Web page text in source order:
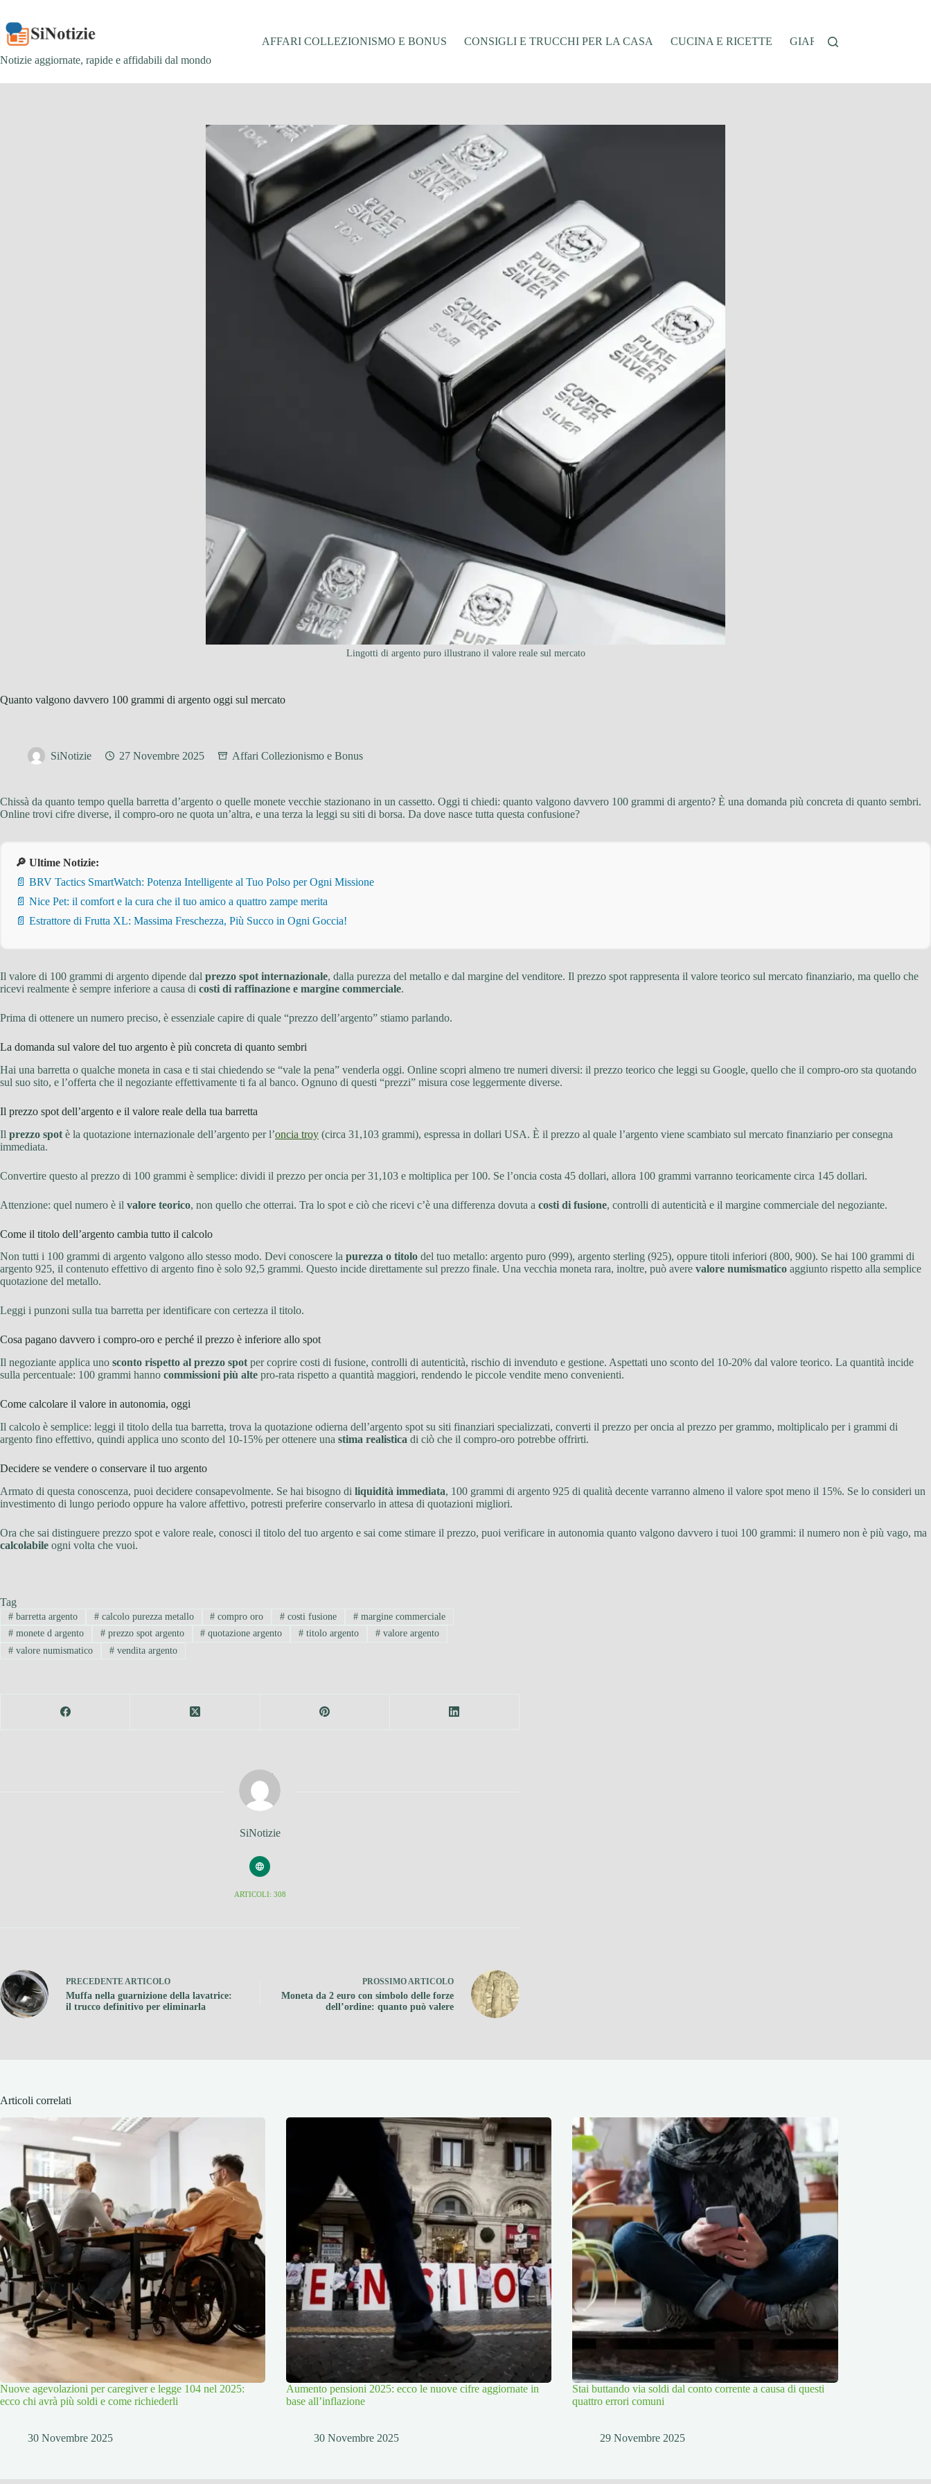
contenuto
Notizie aggiornate, rapide e affidabili dal mondo
AFFARI COLLEZIONISMO E BONUS CONSIGLI E TRUCCHI PER LA CASA CUCINA E RICETTE GIARDINAGGIO
Lingotti di argento puro illustrano il valore reale sul mercato
Quanto valgono davvero 100 grammi di argento oggi sul mercato
SiNotizie 27 Novembre 2025 Affari Collezionismo e Bonus
Chissà da quanto tempo quella barretta d’argento o quelle monete vecchie stazionano in un cassetto. Oggi ti chiedi: quanto valgono davvero 100 grammi di argento? È una domanda più concreta di quanto sembri.
Online trovi cifre diverse, il compro-oro ne quota un’altra, e una terza la leggi su siti di borsa. Da dove nasce tutta questa confusione?
🔎 Ultime Notizie:
📄 BRV Tactics SmartWatch: Potenza Intelligente al Tuo Polso per Ogni Missione
📄 Nice Pet: il comfort e la cura che il tuo amico a quattro zampe merita
📄 Estrattore di Frutta XL: Massima Freschezza, Più Succo in Ogni Goccia!
Il valore di 100 grammi di argento dipende dal prezzo spot internazionale, dalla purezza del metallo e dal margine del venditore. Il prezzo spot rappresenta il valore teorico sul mercato finanziario, ma quello che
ricevi realmente è sempre inferiore a causa di costi di raffinazione e margine commerciale.
Prima di ottenere un numero preciso, è essenziale capire di quale “prezzo dell’argento” stiamo parlando.
La domanda sul valore del tuo argento è più concreta di quanto sembri
Hai una barretta o qualche moneta in casa e ti stai chiedendo se “vale la pena” venderla oggi. Online scopri almeno tre numeri diversi: il prezzo teorico che leggi su Google, quello che il compro-oro sta quotando
sul suo sito, e l’offerta che il negoziante effettivamente ti fa al banco. Ognuno di questi “prezzi” misura cose leggermente diverse.
Il prezzo spot dell’argento e il valore reale della tua barretta
Il prezzo spot è la quotazione internazionale dell’argento per l’oncia troy (circa 31,103 grammi), espressa in dollari USA. È il prezzo al quale l’argento viene scambiato sul mercato finanziario per consegna
immediata.
Convertire questo al prezzo di 100 grammi è semplice: dividi il prezzo per oncia per 31,103 e moltiplica per 100. Se l’oncia costa 45 dollari, allora 100 grammi varranno teoricamente circa 145 dollari.
Attenzione: quel numero è il valore teorico, non quello che otterrai. Tra lo spot e ciò che ricevi c’è una differenza dovuta a costi di fusione, controlli di autenticità e il margine commerciale del negoziante.
Come il titolo dell’argento cambia tutto il calcolo
Non tutti i 100 grammi di argento valgono allo stesso modo. Devi conoscere la purezza o titolo del tuo metallo: argento puro (999), argento sterling (925), oppure titoli inferiori (800, 900). Se hai 100 grammi di
argento 925, il contenuto effettivo di argento fino è solo 92,5 grammi. Questo incide direttamente sul prezzo finale. Una vecchia moneta rara, inoltre, può avere valore numismatico aggiunto rispetto alla semplice
quotazione del metallo.
Leggi i punzoni sulla tua barretta per identificare con certezza il titolo.
Cosa pagano davvero i compro-oro e perché il prezzo è inferiore allo spot
Il negoziante applica uno sconto rispetto al prezzo spot per coprire costi di fusione, controlli di autenticità, rischio di invenduto e gestione. Aspettati uno sconto del 10-20% dal valore teorico. La quantità incide
sulla percentuale: 100 grammi hanno commissioni più alte pro-rata rispetto a quantità maggiori, rendendo le piccole vendite meno convenienti.
Come calcolare il valore in autonomia, oggi
Il calcolo è semplice: leggi il titolo della tua barretta, trova la quotazione odierna dell’argento spot su siti finanziari specializzati, converti il prezzo per oncia al prezzo per grammo, moltiplicalo per i grammi di
argento fino effettivo, quindi applica uno sconto del 10-15% per ottenere una stima realistica di ciò che il compro-oro potrebbe offrirti.
Decidere se vendere o conservare il tuo argento
Armato di questa conoscenza, puoi decidere consapevolmente. Se hai bisogno di liquidità immediata, 100 grammi di argento 925 di qualità decente varranno almeno il valore spot meno il 15%. Se lo consideri un
investimento di lungo periodo oppure ha valore affettivo, potresti preferire conservarlo in attesa di quotazioni migliori.
Ora che sai distinguere prezzo spot e valore reale, conosci il titolo del tuo argento e sai come stimare il prezzo, puoi verificare in autonomia quanto valgono davvero i tuoi 100 grammi: il numero non è più vago, ma
calcolabile ogni volta che vuoi.
Tag
#barretta argento #calcolo purezza metallo # compro oro # costi fusione # margine commerciale
#monete d argento #prezzo spot argento # quotazione argento # titolo argento # valore argento
#valore numismatico #vendita argento
SiNotizie
ARTICOLI: 308
PRECEDENTEARTICOLO
Muffa nella guarnizione della lavatrice:
il trucco definitivo per eliminarla
PROSSIMOARTICOLO
Moneta da 2 euro con simbolo delle forze
dell’ordine: quanto può valere
Articoli correlati
Nuove agevolazioni per caregiver e legge 104 nel 2025:
ecco chi avrà più soldi e come richiederli
30 Novembre 2025
Aumento pensioni 2025: ecco le nuove cifre aggiornate in
base all’inflazione
30 Novembre 2025
Stai buttando via soldi dal conto corrente a causa di questi
quattro errori comuni
29 Novembre 2025